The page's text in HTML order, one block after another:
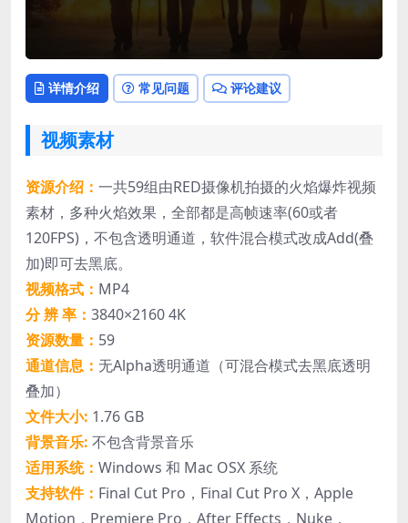
详情介绍 常见问题 评论建议
视频素材
资源介绍： 一共59组由RED摄像机拍摄的火焰爆炸视频
素材，多种火焰效果，全部都是高帧速率(60或者
120FPS)，不包含透明通道，软件混合模式改成Add(叠
加)即可去黑底。
视频格式： MP4
分 辨 率： 3840×2160 4K
资源数量： 59
通道信息： 无Alpha透明通道（可混合模式去黑底透明
叠加）
文件大小: 1.76 GB
背景音乐: 不包含背景音乐
适用系统： Windows 和 Mac OSX 系统
支持软件： Final Cut Pro，Final Cut Pro X，Apple
Motion，Premiere Pro，After Effects，Nuke，